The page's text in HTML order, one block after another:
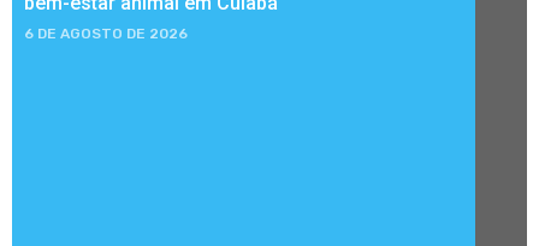
6 DE AGOSTO DE 2026